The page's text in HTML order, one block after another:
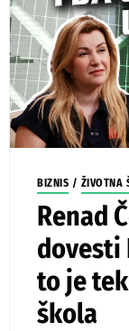
BIZNIS / ŽIVOTNA
Renad
dovesti
to je
škola